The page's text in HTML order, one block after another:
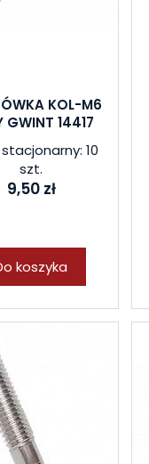
KOL-M6
GWINT 14417
10
szt.
9,50 zł
koszyka